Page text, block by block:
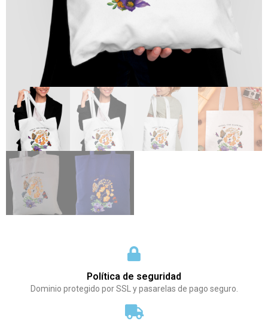
Política de seguridad
Dominio protegido por SSL y pasarelas de pago seguro.